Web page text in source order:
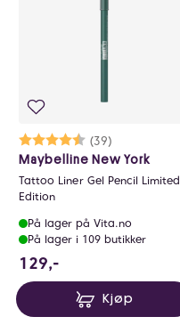
Karakter:
(39)
4.4 av 5 mulige
Maybelline New York
Tattoo Liner Gel Pencil Limited
Edition
På lager på Vita.no
På lager i 109 butikker
129,-
Kjøp